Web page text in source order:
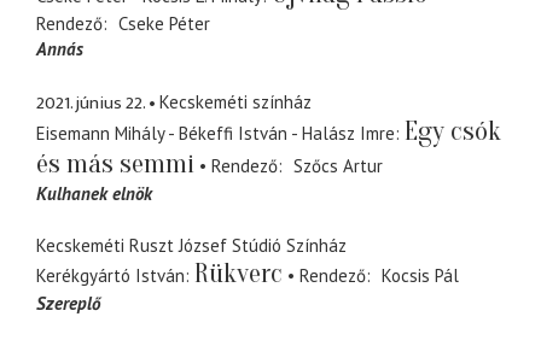
Rendező
Cseke Péter
Annás
2021. június 22.
Kecskeméti színház
Eisemann Mihály - Békeffi István - Halász Imre Egy csók
és más semmi
Rendező
Szőcs Artur
Kulhanek elnök
Kecskeméti Ruszt József Stúdió Színház
Kerékgyártó István Rükverc Rendező
Kocsis Pál
Szereplő